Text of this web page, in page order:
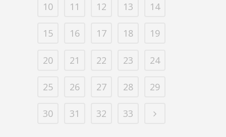
10 11 12 13 14
15 16 17 18 19
20 21 22 23 24
25 26 27 28 29
30 31 32 33